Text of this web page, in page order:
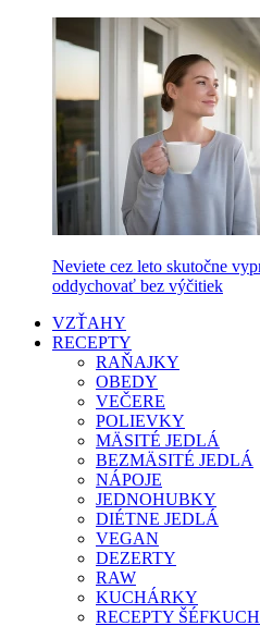
Neviete cez leto skutočne
oddychovať bez výčitiek
VZŤAHY
RECEPTY
RAŇAJKY
OBEDY
VEČERE
POLIEVKY
MÄSITÉ JEDLÁ
BEZMÄSITÉ JEDLÁ
NÁPOJE
JEDNOHUBKY
DIÉTNE JEDLÁ
VEGAN
DEZERTY
RAW
KUCHÁRKY
RECEPTY